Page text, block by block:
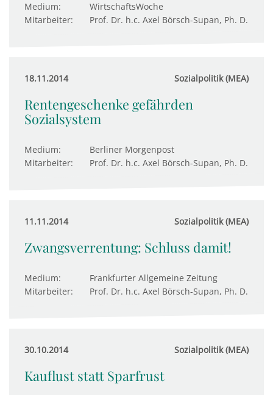
Medium:
WirtschaftsWoche
Mitarbeiter:
Prof. Dr. h.c. Axel Börsch-Supan, Ph. D.
18.11.2014 Sozialpolitik (MEA)
Rentengeschenke gefährden
Sozialsystem
Medium:
Berliner Morgenpost
Mitarbeiter:
Prof. Dr. h.c. Axel Börsch-Supan, Ph. D.
11.11.2014 Sozialpolitik (MEA)
Zwangsverrentung: Schluss damit!
Medium:
Frankfurter Allgemeine Zeitung
Mitarbeiter:
Prof. Dr. h.c. Axel Börsch-Supan, Ph. D.
30.10.2014 Sozialpolitik (MEA)
Kauflust statt Sparfrust